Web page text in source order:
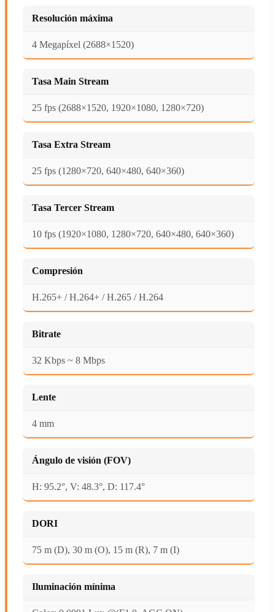
Resolución máxima
4 Megapíxel (2688×1520)
Tasa Main Stream
25 fps (2688×1520, 1920×1080, 1280×720)
Tasa Extra Stream
25 fps (1280×720, 640×480, 640×360)
Tasa Tercer Stream
10 fps (1920×1080, 1280×720, 640×480, 640×360)
Compresión
H.265+ / H.264+ / H.265 / H.264
Bitrate
32 Kbps ~ 8 Mbps
Lente
4 mm
Ángulo de visión (FOV)
H: 95.2°, V: 48.3°, D: 117.4°
DORI
75 m (D), 30 m (O), 15 m (R), 7 m (I)
Iluminación mínima